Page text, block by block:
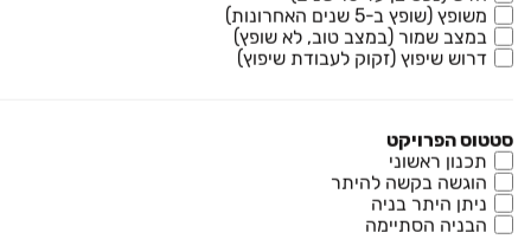
משופץ (שופץ ב-5 שנים האחרונות)
במצב שמור (במצב טוב, לא שופץ)
דרוש שיפוץ (זקוק לעבודת שיפוץ)
סטטוס הפרויקט
תכנון ראשוני
הוגשה בקשה להיתר
ניתן היתר בניה
הבניה הסתיימה
טופז נכסים
5 חדרים • קומה ‎קרקע‏ • 150 מ״ר
מנגו נדל"ן